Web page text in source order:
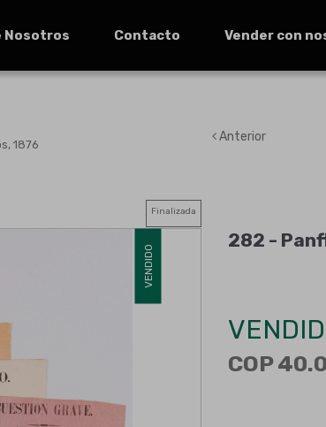
Nosotros Contacto Vender con
1876
Anterior
Finalizada
VENDIDO
282 -
COP